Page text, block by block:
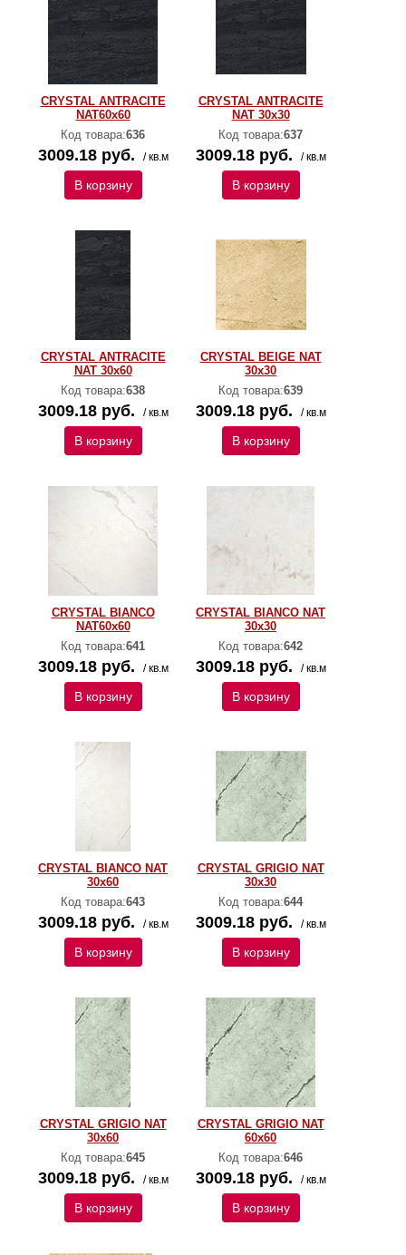
CRYSTAL ANTRACITE
NAT60x60
Код товара:636
3009.18 руб. / кв.м
В корзину
CRYSTAL ANTRACITE
NAT 30x30
Код товара:637
3009.18 руб. / кв.м
В корзину
CRYSTAL ANTRACITE
NAT 30x60
Код товара:638
3009.18 руб. / кв.м
В корзину
CRYSTAL BEIGE NAT
30x30
Код товара:639
3009.18 руб. / кв.м
В корзину
CRYSTAL BIANCO
NAT60x60
Код товара:641
3009.18 руб. / кв.м
В корзину
CRYSTAL BIANCO NAT
30x30
Код товара:642
3009.18 руб. / кв.м
В корзину
CRYSTAL BIANCO NAT
30x60
Код товара:643
3009.18 руб. / кв.м
В корзину
CRYSTAL GRIGIO NAT
30x30
Код товара:644
3009.18 руб. / кв.м
В корзину
CRYSTAL GRIGIO NAT
30x60
Код товара:645
3009.18 руб. / кв.м
В корзину
CRYSTAL GRIGIO NAT
60x60
Код товара:646
3009.18 руб. / кв.м
В корзину